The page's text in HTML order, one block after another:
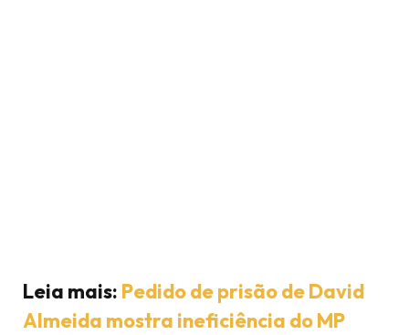
Leia mais: Pedido de prisão de David
Almeida mostra ineficiência do MP